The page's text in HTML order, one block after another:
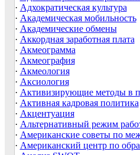
· Адхократическая культура
· Академическая мобильность
· Академические обмены
· Аккордная заработная плата
· Акмеограмма
· Акмеография
· Акмеология
· Аксиология
· Активизирующие методы в
· Активная кадровая политика
· Акцентуация
· Альтернативный режим
· Американские советы по
· Американский центр по